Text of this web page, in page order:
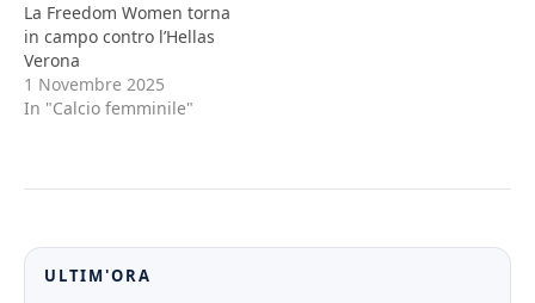
La Freedom Women torna
in campo contro l’Hellas
Verona
1 Novembre 2025
In "Calcio femminile"
ULTIM'ORA